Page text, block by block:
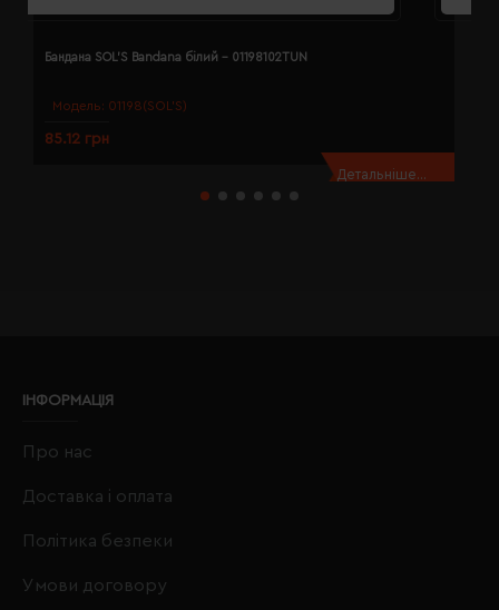
Модель: 01198(SOL’S)
Бандана SOL'S Bandana білий - 01198102TUN
85.12 грн
Детальніше...
ІНФОРМАЦІЯ
Про нас
Доставка і оплата
Політика безпеки
Умови договору